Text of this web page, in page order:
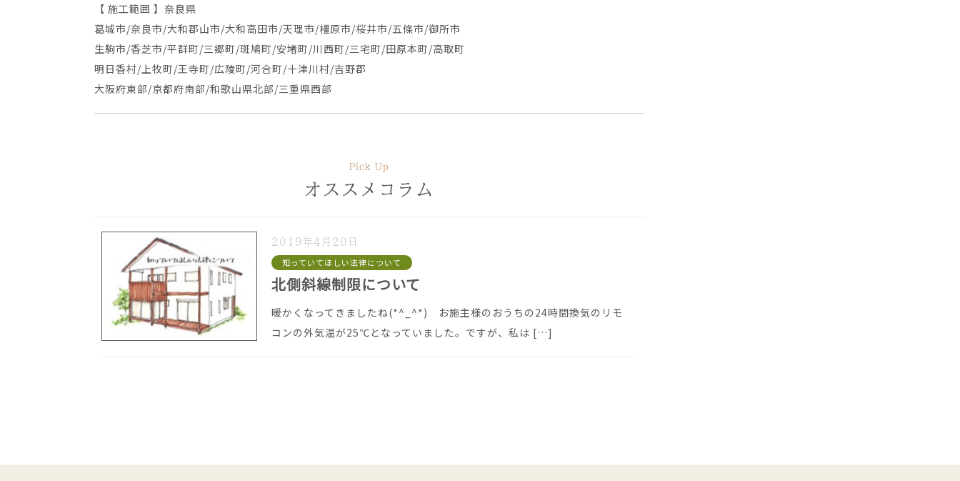
【 施工範囲 】奈良県
葛城市/奈良市/大和郡山市/大和高田市/天理市/橿原市/桜井市/五條市/御所市
生駒市/香芝市/平群町/三郷町/斑鳩町/安堵町/川西町/三宅町/田原本町/高取町
明日香村/上牧町/王寺町/広陵町/河合町/十津川村/吉野郡
大阪府東部/京都府南部/和歌山県北部/三重県西部
Pick Up
オススメコラム
2019年4月20日
知っていてほしい法律について
北側斜線制限について
暖かくなってきましたね(*^_^*) お施主様のおうちの24時間換気のリモ
コンの外気温が25℃となっていました。ですが、私は […]